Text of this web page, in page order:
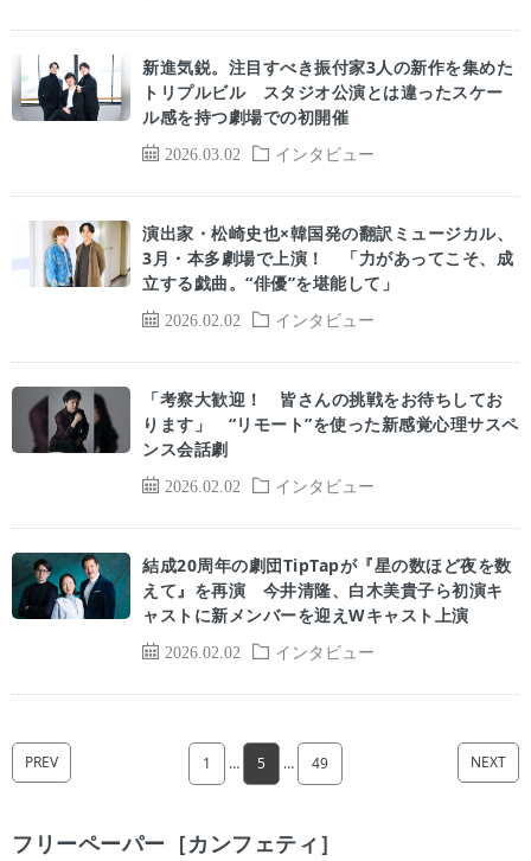
2026.03.02 インタビュー
新進気鋭。注目すべき振付家3人の新作を集めた
トリプルビル スタジオ公演とは違ったスケー
ル感を持つ劇場での初開催
2026.02.02 インタビュー
演出家・松崎史也×韓国発の翻訳ミュージカル、
3月・本多劇場で上演！ 「力があってこそ、成
立する戯曲。“俳優”を堪能して」
2026.02.02 インタビュー
「考察大歓迎！ 皆さんの挑戦をお待ちしてお
ります」 “リモート”を使った新感覚心理サスペ
ンス会話劇
2026.02.02 インタビュー
結成20周年の劇団TipTapが『星の数ほど夜を数
えて』を再演 今井清隆、白木美貴子ら初演キ
ャストに新メンバーを迎えWキャスト上演
PREV 1 … 5 … 49 NEXT
フリーペーパー［カンフェティ］